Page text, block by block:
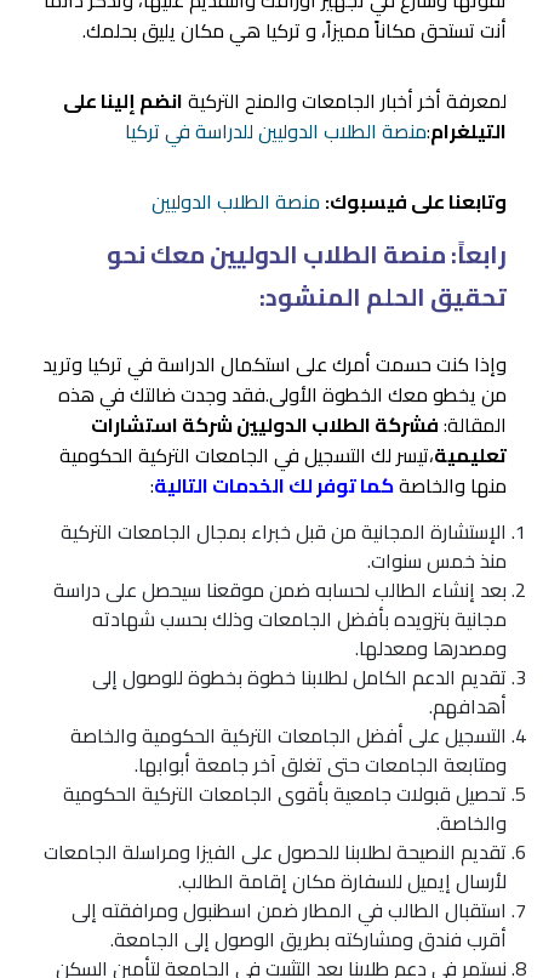
أنت تستحق مكاناً مميزاً، و تركيا هي مكان يليق بحلمك.
لمعرفة أخر أخبار الجامعات والمنح التركيةانضم إلينا على
التيلغرام:منصة الطلاب الدوليين للدراسة في تركيا
وتابعنا على فيسبوك: منصة الطلاب الدوليين
رابعاً: منصة الطلاب الدوليين معك نحو
تحقيق الحلم المنشود:
وإذا كنت حسمت أمرك على استكمال الدراسة في تركيا وتريد
من يخطو معك الخطوة الأولى.فقد وجدت ضالتك في هذه
المقالة:فشركة الطلاب الدوليين شركة استشارات
تعليمية،تيسر لك التسجيل في الجامعات التركية الحكومية
منها والخاصةكما توفر لك الخدمات التالية:
الإستشارة المجانية من قبل خبراء بمجال الجامعات التركية
منذ خمس سنوات.
بعد إنشاء الطالب لحسابه ضمن موقعنا سيحصل على دراسة
مجانية بتزويده بأفضل الجامعات وذلك بحسب شهادته
ومصدرها ومعدلها.
تقديم الدعم الكامل لطلابنا خطوة بخطوة للوصول إلى
أهدافهم.
التسجيل على أفضل الجامعات التركية الحكومية والخاصة
ومتابعة الجامعات حتى تغلق آخر جامعة أبوابها.
تحصيل قبولات جامعية بأقوى الجامعات التركية الحكومية
والخاصة.
تقديم النصيحة لطلابنا للحصول على الفيزا ومراسلة الجامعات
لأرسال إيميل للسفارة مكان إقامة الطالب.
استقبال الطالب في المطار ضمن اسطنبول ومرافقته إلى
أقرب فندق ومشاركته بطريق الوصول إلى الجامعة.
نستمر في دعم طلابنا بعد التثبيت في الجامعة لتأمين السكن